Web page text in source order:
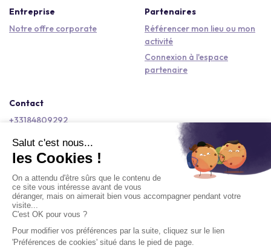
Entreprise
Notre offre corporate
Partenaires
Référencer mon lieu ou mon
activité
Connexion à l'espace
partenaire
Contact
+33184809292
Copyright © 2026 Kactus Tous droits réservés
Conditions générales d'utilisation
Mentions légales
Signaler un contenu